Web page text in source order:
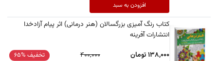
افزودن به سبد
کتاب رنگ آمیزی بزرگسالان (هنر درمانی) اثر پیام آزادخدا
انتشارات آفرینه
138,000 تومان
400,000 تخفیف %65